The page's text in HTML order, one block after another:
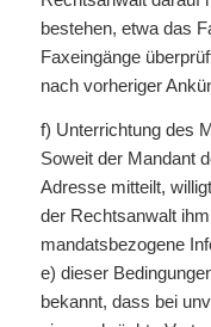
bestehen, etwa das
Faxeingänge
nach vorheriger
f) Unterrichtung des
Soweit der Mandant
Adresse mitteilt,
der Rechtsanwalt
mandatsbezogene
e) dieser
bekannt, dass bei